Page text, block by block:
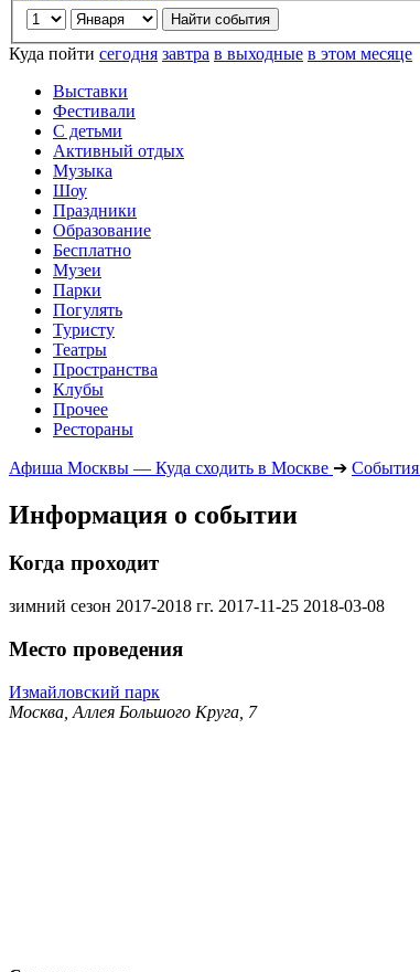
Куда пойти сегодня завтра в выходные в этом месяце
Выставки
Фестивали
С детьми
Активный отдых
Музыка
Шоу
Праздники
Образование
Бесплатно
Музеи
Парки
Погулять
Туристу
Театры
Пространства
Клубы
Прочее
Рестораны
Афиша Москвы — Куда сходить в Москве ➔ События
Информация о событии
Когда проходит
зимний сезон 2017-2018 гг. 2017-11-25 2018-03-08
Место проведения
Измайловский парк
Москва, Аллея Большого Круга, 7